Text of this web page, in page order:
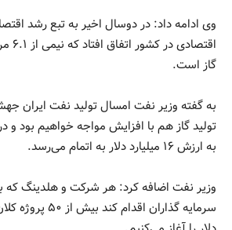
وی ادامه داد: در دوسال اخیر به تبع رشد
گاز است.
به گفته وزیر نفت امسال تولید نفت ایران
به ارزش ۱۶ میلیارد دلار به اتمام می‌رسد.
وزیر نفت اضافه کرد: هر شرکت و هلدینگ که